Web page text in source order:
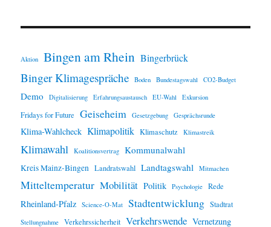
Aktion Bingen am Rhein Bingerbrück
Binger Klimagespräche Boden Bundestagswahl CO2-Budget
Demo Digitalisierung Erfahrungsaustausch EU-Wahl Exkursion
Fridays for Future Geiseheim Gesetzgebung Gesprächsrunde
Klima-Wahlcheck Klimapolitik Klimaschutz Klimastreik
Klimawahl Koalitionsvertrag Kommunalwahl
Kreis Mainz-Bingen Landratswahl Landtagswahl Mitmachen
Mitteltemperatur Mobilität Politik Psychologie Rede
Rheinland-Pfalz Science-O-Mat Stadtentwicklung Stadtrat
Stellungnahme Verkehrssicherheit Verkehrswende Vernetzung